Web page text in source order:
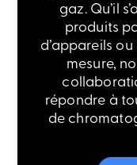
gaz. Qu’il
produits
d’appareils
mesure,
répondre à
de